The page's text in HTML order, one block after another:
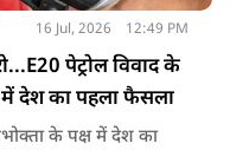
16 Jul, 2026 12:49 PM
पेट्रोल विवाद के
में देश का पहला फैसला
के पक्ष में देश का